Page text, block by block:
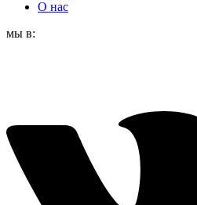
О нас
мы в: